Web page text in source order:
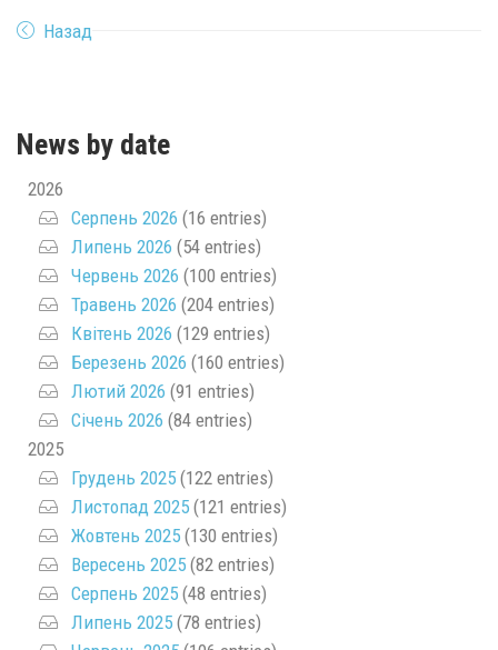
Назад
News by date
2026
Серпень 2026 (16 entries)
Липень 2026 (54 entries)
Червень 2026 (100 entries)
Травень 2026 (204 entries)
Квітень 2026 (129 entries)
Березень 2026 (160 entries)
Лютий 2026 (91 entries)
Січень 2026 (84 entries)
2025
Грудень 2025 (122 entries)
Листопад 2025 (121 entries)
Жовтень 2025 (130 entries)
Вересень 2025 (82 entries)
Серпень 2025 (48 entries)
Липень 2025 (78 entries)